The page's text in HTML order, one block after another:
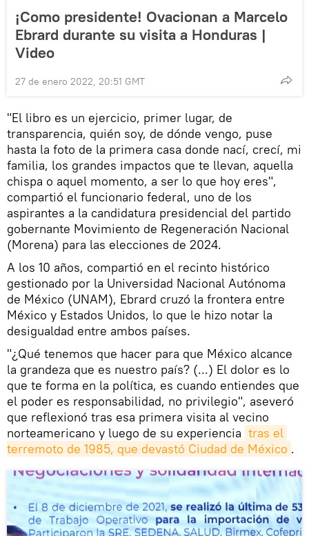
¡Como presidente! Ovacionan a Marcelo
Ebrard durante su visita a Honduras |
Video
27 de enero 2022, 20:51 GMT
"El libro es un ejercicio, primer lugar, de
transparencia, quién soy, de dónde vengo, puse
hasta la foto de la primera casa donde nací, crecí, mi
familia, los grandes impactos que te llevan, aquella
chispa o aquel momento, a ser lo que hoy eres",
compartió el funcionario federal, uno de los
aspirantes a la candidatura presidencial del partido
gobernante Movimiento de Regeneración Nacional
(Morena) para las elecciones de 2024.
A los 10 años, compartió en el recinto histórico
gestionado por la Universidad Nacional Autónoma
de México (UNAM), Ebrard cruzó la frontera entre
México y Estados Unidos, lo que le hizo notar la
desigualdad entre ambos países.
"¿Qué tenemos que hacer para que México alcance
la grandeza que es nuestro país? (...) El dolor es lo
que te forma en la política, es cuando entiendes que
el poder es responsabilidad, no privilegio", aseveró
que reflexionó tras esa primera visita al vecino
norteamericano y luego de su experiencia tras el
terremoto de 1985, que devastó Ciudad de México .